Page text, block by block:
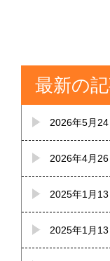
最新の
2026年5月24
2026年4月26
2025年1月13
2025年1月13